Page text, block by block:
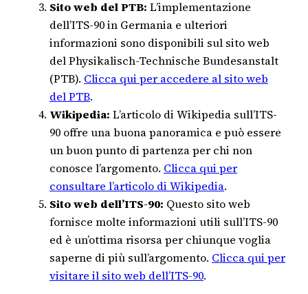
Sito web del PTB: L’implementazione
dell’ITS-90 in Germania e ulteriori
informazioni sono disponibili sul sito web
del Physikalisch-Technische Bundesanstalt
(PTB). Clicca qui per accedere al sito web
del PTB.
Wikipedia: L’articolo di Wikipedia sull’ITS-
90 offre una buona panoramica e può essere
un buon punto di partenza per chi non
conosce l’argomento. Clicca qui per
consultare l’articolo di Wikipedia.
Sito web dell’ITS-90: Questo sito web
fornisce molte informazioni utili sull’ITS-90
ed è un’ottima risorsa per chiunque voglia
saperne di più sull’argomento. Clicca qui per
visitare il sito web dell’ITS-90.